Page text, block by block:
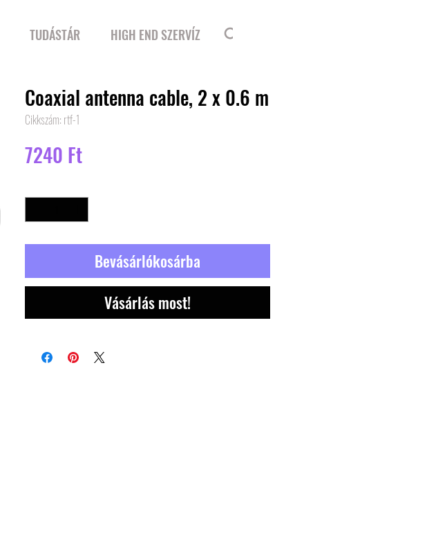
TUDÁSTÁR HIGH END SZERVÍZ
Coaxial antenna cable, 2 x 0.6 m
Cikkszám: rtf-1
7240 FtÁr
Bevásárlókosárba
Vásárlás most!